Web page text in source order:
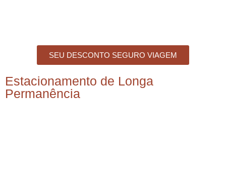
SEU DESCONTO SEGURO VIAGEM
Estacionamento de Longa
Permanência